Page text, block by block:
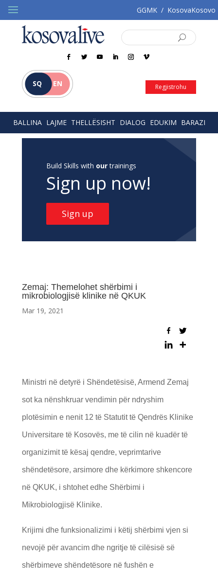
GGMK / KosovaKosovo
SQ EN Regjistrohu
BALLINA LAJME THELLËSISHT DIALOG EDUKIM BARAZI
Build Skills with ourtrainings
Sign up now!
Sign up
Zemaj: Themelohet shërbimi i
mikrobiologjisë klinike në QKUK
Mar 19, 2021
Ministri në detyrë i Shëndetësisë, Armend Zemaj
sot ka nënshkruar vendimin për ndryshim
plotësimin e nenit 12 të Statutit të Qendrës Klinike
Universitare të Kosovës, me të cilin në kuadër të
organizimit të kësaj qendre, veprimtarive
shëndetësore, arsimore dhe kërkimore shkencore
në QKUK, i shtohet edhe Shërbimi i
Mikrobiologjisë Klinike.
Krijimi dhe funksionalizimi i këtij shërbimi vjen si
nevojë për avancim dhe ngritje të cilësisë së
shërbimeve shëndetësore në fushën e